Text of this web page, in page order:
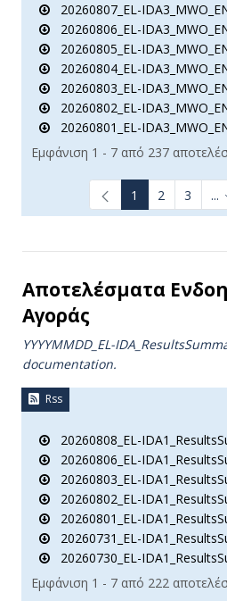
20260807_EL-
20260806_EL-
20260805_EL-
20260804_EL-
20260803_EL-
20260802_EL-
20260801_EL-
Εμφάνιση 1 - 7 από 237
1 2 3 ...
Αποτελέσματα
Αγοράς
YYYYMMDD_EL-
documentation.
Rss
20260808_EL-
20260806_EL-
20260803_EL-
20260802_EL-
20260801_EL-
20260731_EL-
20260730_EL-
Εμφάνιση 1 - 7 από 222